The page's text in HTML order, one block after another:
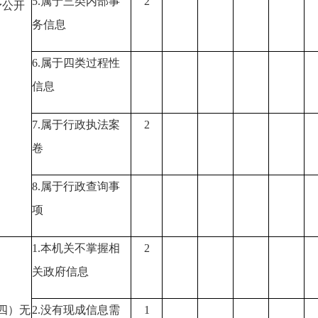
公开
务信息
6.属于四类过程性
信息
7.属于行政执法案
卷
2
8.属于行政查询事
项
）无
1.本机关不掌握相
关政府信息
2
2.没有现成信息需
1